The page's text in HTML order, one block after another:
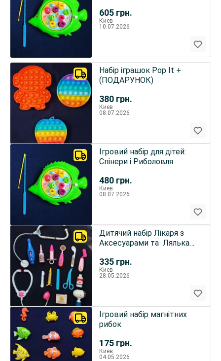
605 грн.
Киев
10.07.2026
380 грн.
Набір іграшок Pop It +
(ПОДАРУНОК)
Киев
08.07.2026
480 грн.
Ігровий набір для дітей:
Спінери i Риболовля
Киев
08.07.2026
335 грн.
Дитячий набір Лiкаря з
Аксесуарами та Ляльками
Киев
28.05.2026
175 грн.
Ігровий набір магнітних
рибок
Киев
04.05.2026